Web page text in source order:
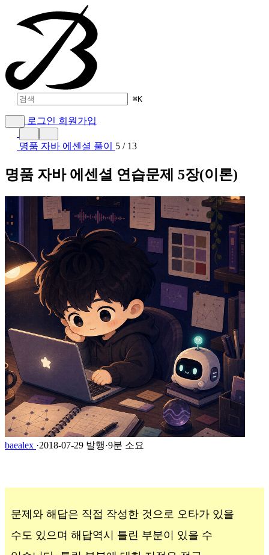
⌘K
로그인 회원가입
명품 자바 에센셜 풀이 5 / 13
명품 자바 에센셜 연습문제 5장(이론)
baealex ·2018-07-29 발행·9분 소요
문제와 해답은 직접 작성한 것으로 오타가 있을
수도 있으며 해답역시 틀린 부분이 있을 수